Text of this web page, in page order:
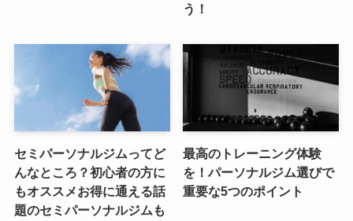
う！
セミパーソナルジムってど
んなところ？初心者の方に
もオススメお得に通える話
題のセミパーソナルジムも
最高のトレーニング体験
を！パーソナルジム選びで
重要な5つのポイント